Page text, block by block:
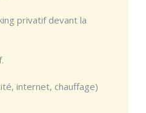
privatif devant la
internet, chauffage)